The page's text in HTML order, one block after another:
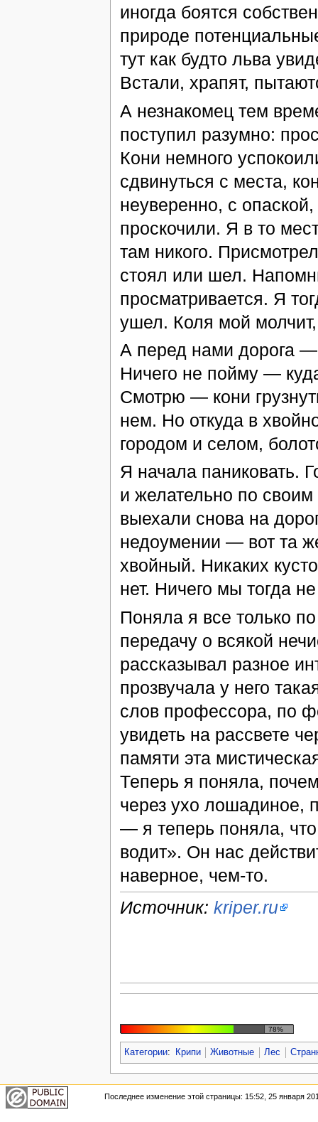
иногда боятся
природе
тут как будто льва
Встали, храпят,
А незнакомец тем
поступил разумно:
Кони немного
сдвинуться с места,
неуверенно, с
проскочили. Я в то
там никого.
стоял или шел.
просматривается. Я
ушел. Коля мой
А перед нами дорога —
Ничего не пойму —
Смотрю — кони
нем. Но откуда в
городом и селом,
Я начала паниковать.
и желательно по
выехали снова на
недоумении — вот та
хвойный. Никаких
нет. Ничего мы тогда
Поняла я все только
передачу о всякой
рассказывал разное
прозвучала у него
слов профессора, по
увидеть на рассвете
памяти эта
Теперь я поняла,
через ухо лошадиное,
— я теперь поняла,
водит». Он нас
наверное, чем-то.
Источник: kriper.ru
78%
Категории: Крипи Животные Лес
Последнее изменение этой страницы: 15:52, 25 января